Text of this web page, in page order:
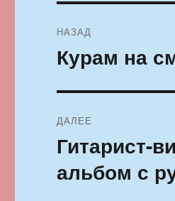
по
НАЗАД
Предыдущая
запись:
Курам на
ДАЛЕЕ
Следующая
Гитарист-
альбом с